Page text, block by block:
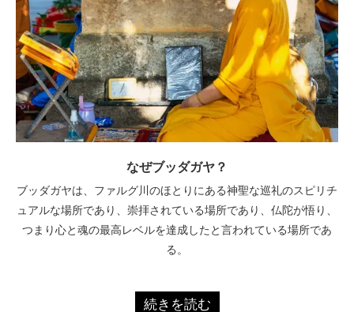
なぜブッダガヤ？
ブッダガヤは、ファルグ川のほとりにある神聖な巡礼のスピリチ
ュアルな場所であり、崇拝されている場所であり、仏陀が悟り、
つまり心と魂の最高レベルを達成したと言われている場所であ
る。
続きを読む